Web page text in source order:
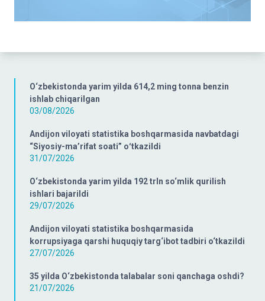
O‘zbekistonda yarim yilda 614,2 ming tonna benzin
ishlab chiqarilgan
03/08/2026
Andijon viloyati statistika boshqarmasida navbatdagi
“Siyosiy-ma’rifat soati” oʻtkazildi
31/07/2026
O‘zbekistonda yarim yilda 192 trln so‘mlik qurilish
ishlari bajarildi
29/07/2026
Andijon viloyati statistika boshqarmasida
korrupsiyaga qarshi huquqiy targ‘ibot tadbiri o‘tkazildi
27/07/2026
35 yilda O‘zbekistonda talabalar soni qanchaga oshdi?
21/07/2026